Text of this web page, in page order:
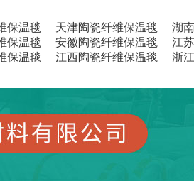
保温毯 天津陶瓷纤维保温毯
湖
保温毯 安徽陶瓷纤维保温毯
江
保温毯 江西陶瓷纤维保温毯 浙